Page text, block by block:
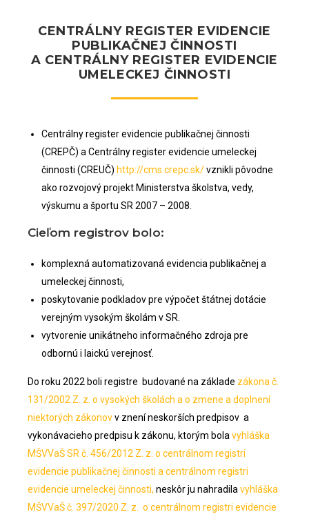
CENTRÁLNY REGISTER EVIDENCIE
PUBLIKAČNEJ ČINNOSTI
A CENTRÁLNY REGISTER EVIDENCIE
UMELECKEJ ČINNOSTI
Centrálny register evidencie publikačnej činnosti
(CREPČ) a Centrálny register evidencie umeleckej
činnosti (CREUČ) http://cms.crepc.sk/vznikli pôvodne
ako rozvojový projekt Ministerstva školstva, vedy,
výskumu a športu SR 2007 – 2008.
Cieľom registrov bolo:
komplexná automatizovaná evidencia publikačnej a
umeleckej činnosti,
poskytovanie podkladov pre výpočet štátnej dotácie
verejným vysokým školám v SR.
vytvorenie unikátneho informačného zdroja pre
odbornú i laickú verejnosť.
Do roku 2022 boli registre budované na základe zákona č.
131/2002 Z. z. o vysokých školách a o zmene a doplnení
niektorých zákonovv znení neskorších predpisov a
vykonávacieho predpisu k zákonu, ktorým bola vyhláška
MŠVVaŠ SR č. 456/2012 Z. z. o centrálnom registri
evidencie publikačnej činnosti a centrálnom registri
evidencie umeleckej činnosti, neskôr ju nahradila vyhláška
MŠVVaŠ č. 397/2020 Z. z. o centrálnom registri evidencie